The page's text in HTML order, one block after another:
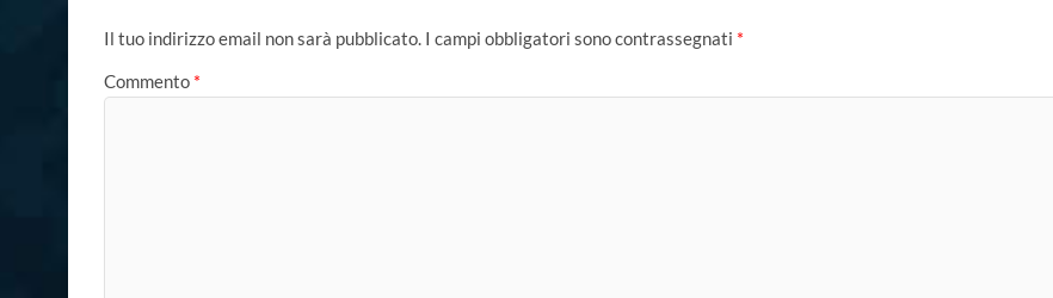
Il tuo indirizzo email non sarà pubblicato. I campi obbligatori sono contrassegnati *
Commento *